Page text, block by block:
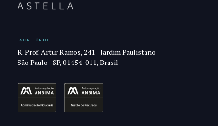
ESCRITÓRIO
R. Prof. Artur Ramos, 241 - Jardim Paulistano
São Paulo - SP, 01454-011, Brasil